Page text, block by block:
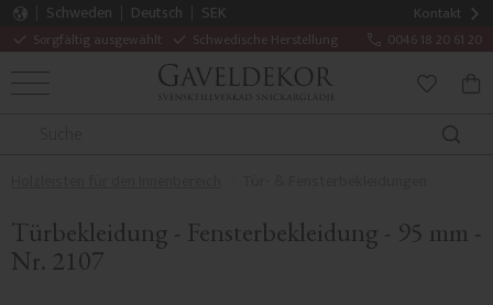
Kontakt
Sorgfältig ausgewählt Schwedische Herstellung 0046 18 20 61 20
Schweden Deutsch
SEK
MENÜ
Türbekleidung - Fensterbekleidung - 95 mm -
Nr. 2107